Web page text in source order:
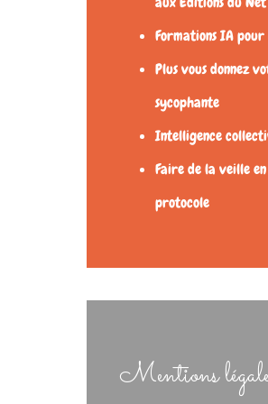
Formations IA
Plus vous donnez
sycophante
Intelligence
Faire de la veille
protocole
Mentions